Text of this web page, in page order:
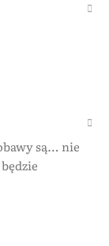
są… nie